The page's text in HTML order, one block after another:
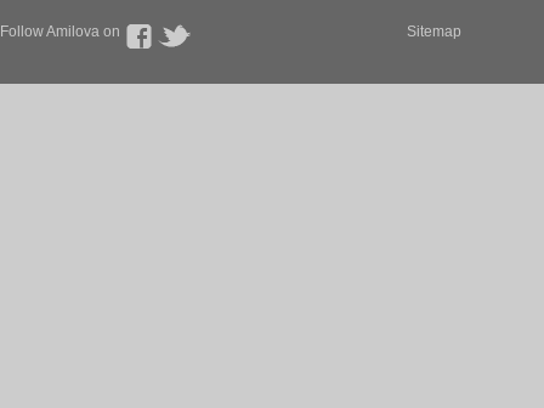
Follow Amilova on Sitemap